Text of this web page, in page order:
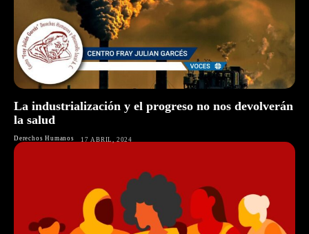
La industrialización y el progreso no nos devolverán
la salud
Derechos Humanos 17 ABRIL, 2024